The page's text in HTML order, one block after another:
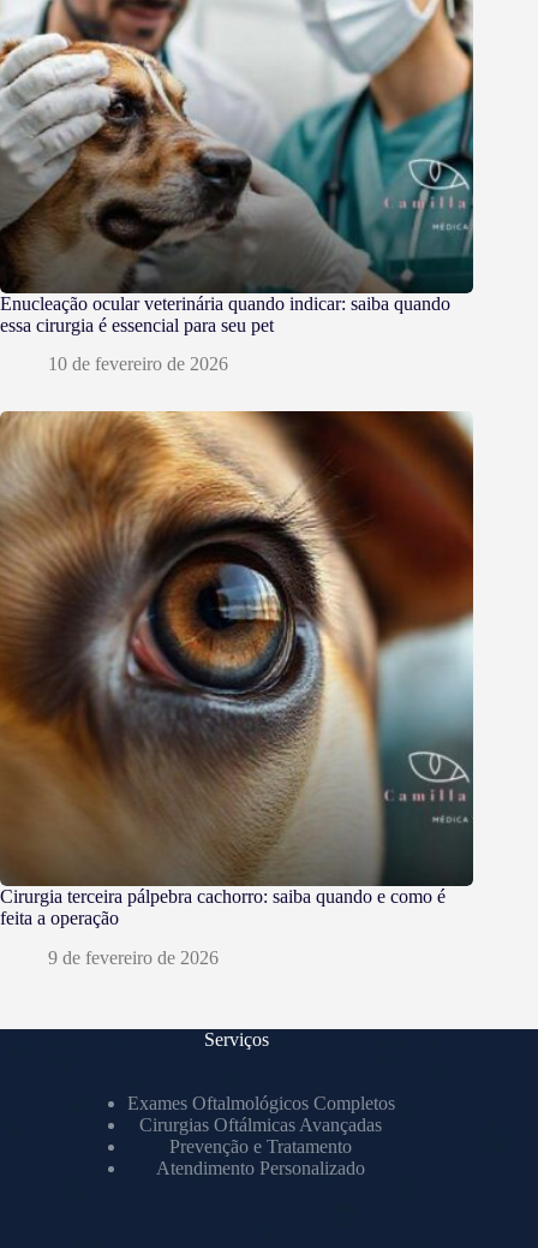
Enucleação ocular veterinária quando indicar: saiba quando
essa cirurgia é essencial para seu pet
10 de fevereiro de 2026
Cirurgia terceira pálpebra cachorro: saiba quando e como é
feita a operação
9 de fevereiro de 2026
Serviços
Exames Oftalmológicos Completos
Cirurgias Oftálmicas Avançadas
Prevenção e Tratamento
Atendimento Personalizado